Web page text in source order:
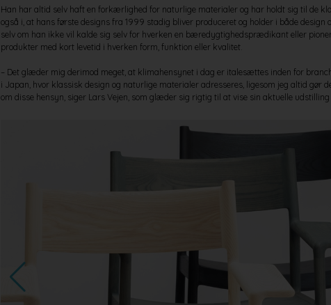
Han har altid selv haft en forkærlighed for naturlige materialer og har holdt sig til de
også i, at hans første designs fra 1999 stadig bliver produceret og holder i både design
selv om han ikke vil kalde sig selv for hverken en bæredygtighedsprædikant eller
produkter med kort levetid i hverken form, funktion eller kvalitet.
– Det glæder mig derimod meget, at klimahensynet i dag er italesættes inden for
i Japan, hvor klassisk design og naturlige materialer adresseres, ligesom jeg altid gør
om disse hensyn, siger Lars Vejen, som glæder sig rigtig til at vise sin aktuelle